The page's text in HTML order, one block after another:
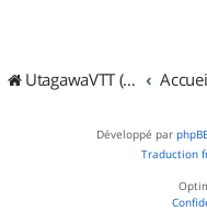
UtagawaVTT (Randos VTT et VTTAE avec traces GPS)
Développé par
Traduction